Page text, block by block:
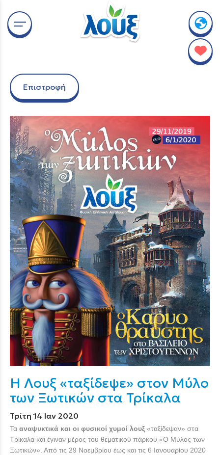
Επιστροφή
Η Λουξ «ταξίδεψε» στον Μύλο
των Ξωτικών στα Τρίκαλα
Τρίτη 14 Ιαν 2020
Τα αναψυκτικά και οι φυσικοί χυμοί λουξ «ταξίδεψαν» στα
Τρίκαλα και έγιναν μέρος του θεματικού πάρκου «Ο Μύλος των
Ξωτικών». Από τις 29 Νοεμβρίου έως και τις 6 Ιανουαρίου 2020